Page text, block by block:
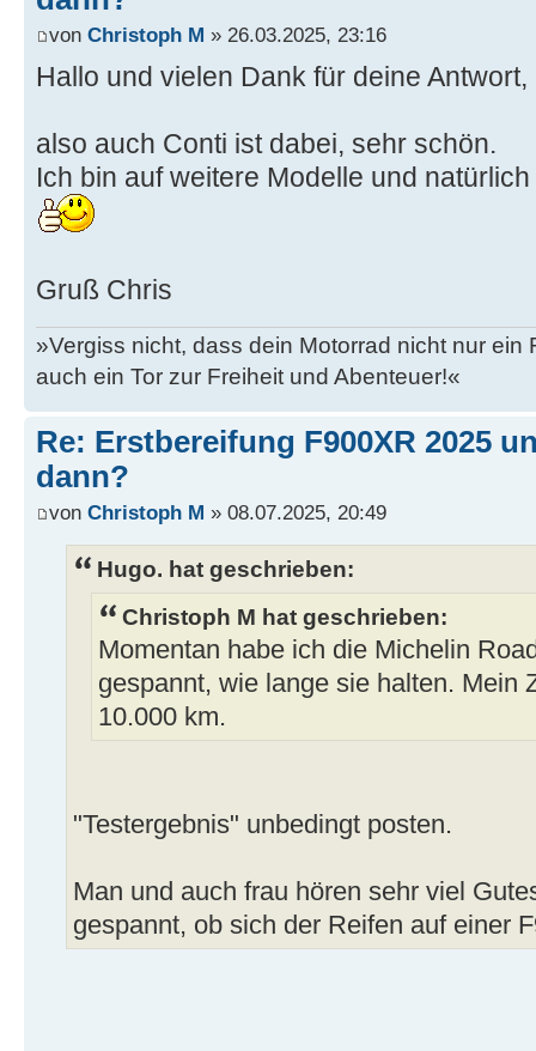
von Christoph M » 26.03.2025, 23:16
Hallo und vielen Dank für deine Antwort,
also auch Conti ist dabei, sehr schön.
Ich bin auf weitere Modelle und
Gruß Chris
»Vergiss nicht, dass dein Motorrad nicht nur
auch ein Tor zur Freiheit und Abenteuer!«
Re: Erstbereifung F900XR 2025
dann?
von Christoph M » 08.07.2025, 20:49
Hugo. hat geschrieben:
Christoph M hat geschrieben:
Momentan habe ich die Michelin
gespannt, wie lange sie halten. Mein
10.000 km.
"Testergebnis" unbedingt posten.
Man und auch frau hören sehr viel
gespannt, ob sich der Reifen auf einer